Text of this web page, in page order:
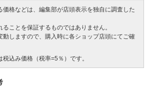
価格などは、編集部が店頭表示を独自に調査した
ことを保証するものではありません。
動しますので、購入時に各ショップ店頭にてご確
込み価格（税率=5％）です。